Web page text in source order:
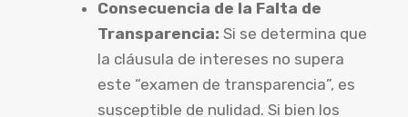
Consecuencia de la Falta de
Transparencia: Si se determina que
la cláusula de intereses no supera
este “examen de transparencia”, es
susceptible de nulidad. Si bien los